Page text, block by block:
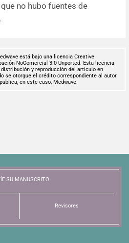
no hubo fuentes de
está bajo una licencia Creative
NoComercial 3.0 Unported. Esta licencia
y reproducción del artículo en
se otorgue el crédito correspondiente al autor
en este caso, Medwave.
SU MANUSCRITO
Revisores